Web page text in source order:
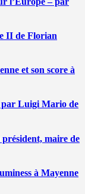
II de Florian
et son score à
Luigi Mario de
maire de
à Mayenne